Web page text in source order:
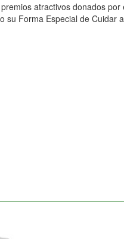
atractivos donados
Forma Especial de